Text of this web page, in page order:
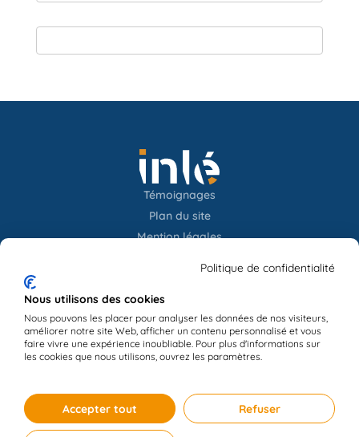
Témoignages
Plan du site
Mention légales
Newsletter
Contact
Politique de confidentialité
Nous utilisons des cookies
Nous pouvons les placer pour analyser les données de nos visiteurs,
améliorer notre site Web, afficher un contenu personnalisé et vous
faire vivre une expérience inoubliable. Pour plus d'informations sur
les cookies que nous utilisons, ouvrez les paramètres.
Accepter tout Refuser